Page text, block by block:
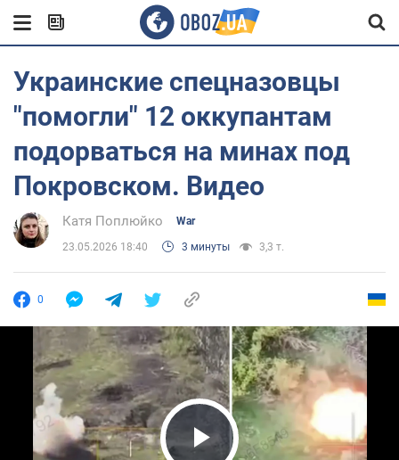
Украинские спецназовцы
"помогли" 12 оккупантам
подорваться на минах под
Покровском. Видео
Катя Поплюйко War
23.05.2026 18:40 3 минуты 3,3 т.
0